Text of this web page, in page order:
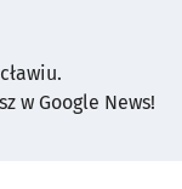
w Google News!